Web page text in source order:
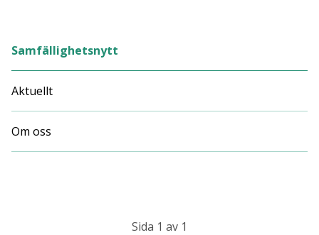
Samfällighetsnytt
Aktuellt
Om oss
Sida 1 av 1